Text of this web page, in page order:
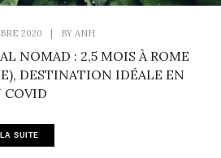
2020 | BY ANH
NOMAD : 2,5 MOIS À ROME
DESTINATION IDÉALE EN
COVID
LA SUITE